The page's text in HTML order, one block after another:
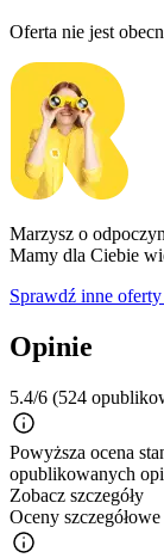
Oferta nie jest
Marzysz o
Mamy dla Ciebie
Sprawdź inne
Opinie
5.4/6 (524
Powyższa ocena
opublikowanych
Zobacz szczegóły
Oceny szczegółowe